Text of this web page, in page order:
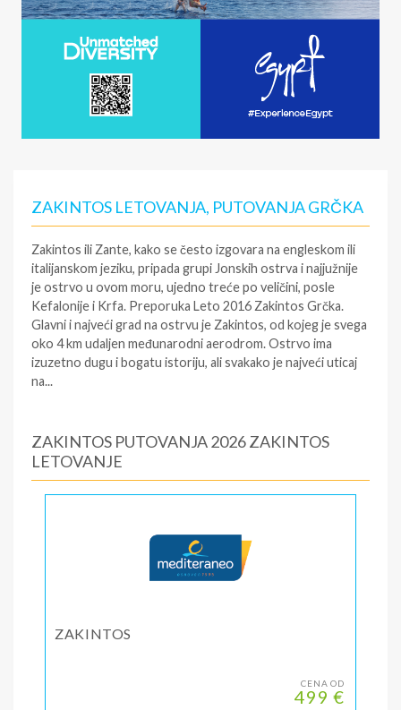
ZAKINTOS LETOVANJA, PUTOVANJA GRČKA
Zakintos ili Zante, kako se često izgovara na engleskom ili
italijanskom jeziku, pripada grupi Jonskih ostrva i najjužnije
je ostrvo u ovom moru, ujedno treće po veličini, posle
Kefalonije i Krfa. Preporuka Leto 2016 Zakintos Grčka.
Glavni i najveći grad na ostrvu je Zakintos, od kojeg je svega
oko 4 km udaljen međunarodni aerodrom. Ostrvo ima
izuzetno dugu i bogatu istoriju, ali svakako je najveći uticaj
na...
ZAKINTOS PUTOVANJA 2026 ZAKINTOS
LETOVANJE
ZAKINTOS
CENA OD
499 €